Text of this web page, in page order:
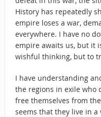
History has repeatedly
empire loses a war,
everywhere. I have no
empire awaits us, but it
wishful thinking, but to
I have understanding
the regions in exile who
free themselves from
seems that they live in